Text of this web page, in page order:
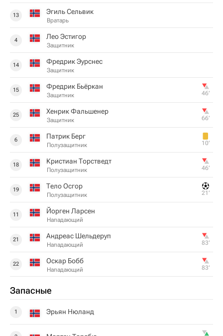
13 Эгиль Сельвик
Вратарь
4 Лео Эстигор
Защитник
14 Фредрик Эурснес
Защитник
15 Фредрик Бьёркан
Защитник 46‎’‎
25 Хенрик Фальшенер
Защитник 66‎’‎
6 Патрик Берг
Полузащитник 10‎’‎
18 Кристиан Торстведт
Полузащитник 46‎’‎
19 Тело Осгор
Полузащитник 21‎’‎
11 Йорген Ларсен
Нападающий
21 Андреас Шельдеруп
Нападающий 83‎’‎
22 Оскар Бобб
Нападающий 83‎’‎
Запасные
1 Эрьян Нюланд